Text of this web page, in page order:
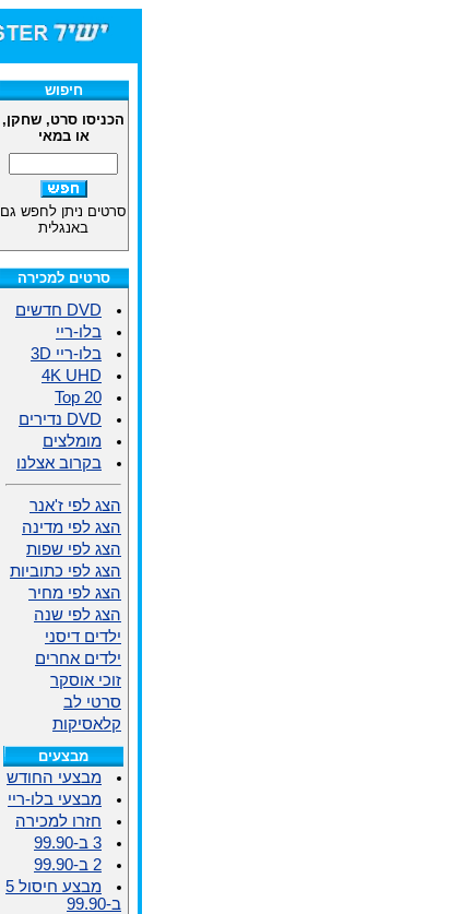
חיפוש
הכניסו סרט, שחקן,
או במאי
סרטים ניתן לחפש גם
באנגלית
סרטים למכירה
DVD חדשים
בלו-ריי
בלו-ריי 3D
4K UHD
Top 20
DVD נדירים
מומלצים
בקרוב אצלנו
הצג לפי ז'אנר
הצג לפי מדינה
הצג לפי שפות
הצג לפי כתוביות
הצג לפי מחיר
הצג לפי שנה
ילדים דיסני
ילדים אחרים
זוכי אוסקר
סרטי לב
קלאסיקות
מבצעים
מבצעי החודש
מבצעי בלו-ריי
חזרו למכירה
3 ב-99.90
2 ב-99.90
מבצע חיסול 5
ב-99.90